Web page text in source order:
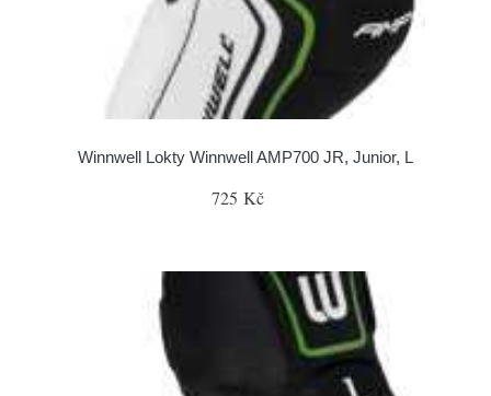
Winnwell Lokty Winnwell AMP700 JR, Junior, L
725 Kč